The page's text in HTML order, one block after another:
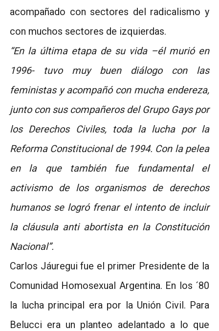
acompañado con sectores del radicalismo y
con muchos sectores de izquierdas.
“En la última etapa de su vida –él murió en
1996- tuvo muy buen diálogo con las
feministas y acompañó con mucha endereza,
junto con sus compañeros del Grupo Gays por
los Derechos Civiles, toda la lucha por la
Reforma Constitucional de 1994. Con la pelea
en la que también fue fundamental el
activismo de los organismos de derechos
humanos se logró frenar el intento de incluir
la cláusula anti abortista en la Constitución
Nacional”.
Carlos Jáuregui fue el primer Presidente de la
Comunidad Homosexual Argentina. En los ´80
la lucha principal era por la Unión Civil. Para
Belucci era un planteo adelantado a lo que